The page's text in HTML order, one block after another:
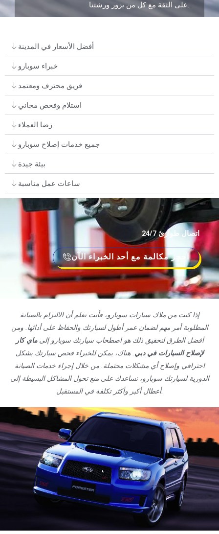
على الثقة مع كل من يزور ورشتنا.
أفضل الأسعار في المدينة
خبراء سوبارو
فريق محترف ومعتمد
استلام وفحص مجاني
رضا العملاء
جميع خدمات إصلاح سوبارو
بيئة جيدة
ساعات عمل مناسبة
اتصال طوارئ 24/7
احجز مكالمة مع أحد الخبراء الآن
إذا كنت من ملاك سيارات سوبارو، فأنت تعلم أن الالتزام بالصيانة
المطلوبة أمر مهم لضمان عمر أطول لسيارتك والحفاظ على أدائها. ومن
أفضل الطرق لتحقيق ذلك هو اصطحاب سيارتك سوبارو إلىماي كار
لإصلاح السيارات في دبي . هناك، يمكن للخبراء فحص سيارتك بشكل
احترافي وإصلاح أي مشكلات محتملة. من خلال إجراء خدمات الصيانة
الدورية لسيارتك سوبارو، نساعدك على منع تحول المشاكل البسيطة إلى
أعطال أكبر وأكثر تكلفة في المستقبل.